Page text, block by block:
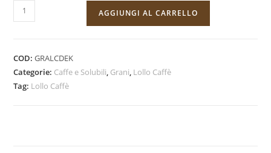
Grani
Lollo
quantità
AGGIUNGI AL CARRELLO
COD:GRALCDEK
Categorie: Caffe e Solubili, Grani, Lollo Caffè
Tag: Lollo Caffè